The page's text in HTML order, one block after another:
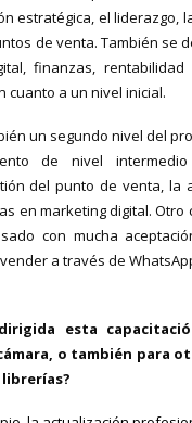
estratégica, el liderazgo,
de venta. También se
finanzas,
cuanto a un nivel inicial.
un segundo nivel del
de nivel
del punto de venta, la
en marketing digital. Otro
con mucha
a través de
esta
o también para